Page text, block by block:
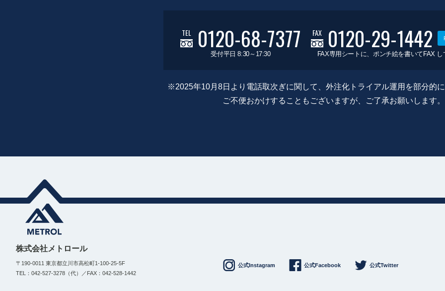
TEL 0120-68-7377
受付平日 8:30～17:30
FAX 0120-29-1442
FAX専用シートに、ポンチ絵を書いてFAX
※2025年10月8日より電話取次ぎに関して、外注化トライアル運用を部分的
ご不便おかけすることもございますが、ご了承お願いします。
株式会社メトロール
〒190-0011 東京都立川市高松町1-100-25-5F
TEL：042-527-3278（代）／FAX：042-528-1442
公式Instagram 公式Facebook 公式Twitter